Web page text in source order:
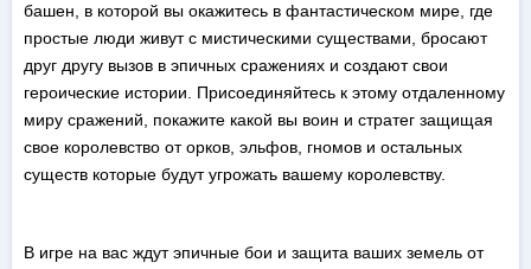
башен, в которой вы окажитесь в фантастическом мире, где
простые люди живут с мистическими существами, бросают
друг другу вызов в эпичных сражениях и создают свои
героические истории. Присоединяйтесь к этому отдаленному
миру сражений, покажите какой вы воин и стратег защищая
свое королевство от орков, эльфов, гномов и остальных
существ которые будут угрожать вашему королевству.
В игре на вас ждут эпичные бои и защита ваших земель от